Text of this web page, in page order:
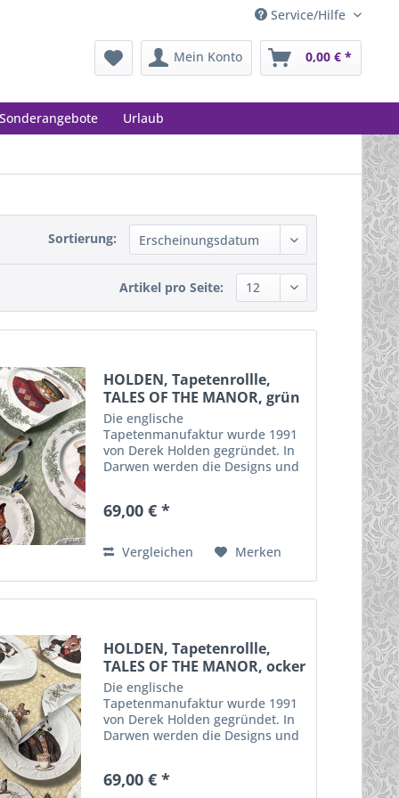
Service/Hilfe
Mein Konto 0,00 € *
Sonderangebote Urlaub
Sortierung:
Artikel pro Seite:
HOLDEN, Tapetenrollle,
TALES OF THE MANOR, grün
Die englische
Tapetenmanufaktur wurde 1991
von Derek Holden gegründet. In
Darwen werden die Designs und
ausgefallene Motive und
Materialien enstehen diese...
69,00 € *
Vergleichen Merken
HOLDEN, Tapetenrollle,
TALES OF THE MANOR, ocker
Die englische
Tapetenmanufaktur wurde 1991
von Derek Holden gegründet. In
Darwen werden die Designs und
ausgefallene Motive und
69,00 € *